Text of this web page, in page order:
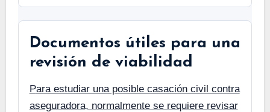
Documentos útiles para una
revisión de viabilidad
Para estudiar una posible casación civil contra
aseguradora, normalmente se requiere revisar